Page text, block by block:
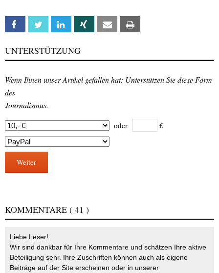
Facebook Twitter Linkedin Xing Email
UNTERSTÜTZUNG
Wenn Ihnen unser Artikel gefallen hat: Unterstützen Sie diese Form
des
Journalismus.
oder €
Weiter
KOMMENTARE ( 41 )
Liebe Leser!
Wir sind dankbar für Ihre Kommentare und schätzen Ihre aktive
Beteiligung sehr. Ihre Zuschriften können auch als eigene
Beiträge auf der Site erscheinen oder in unserer